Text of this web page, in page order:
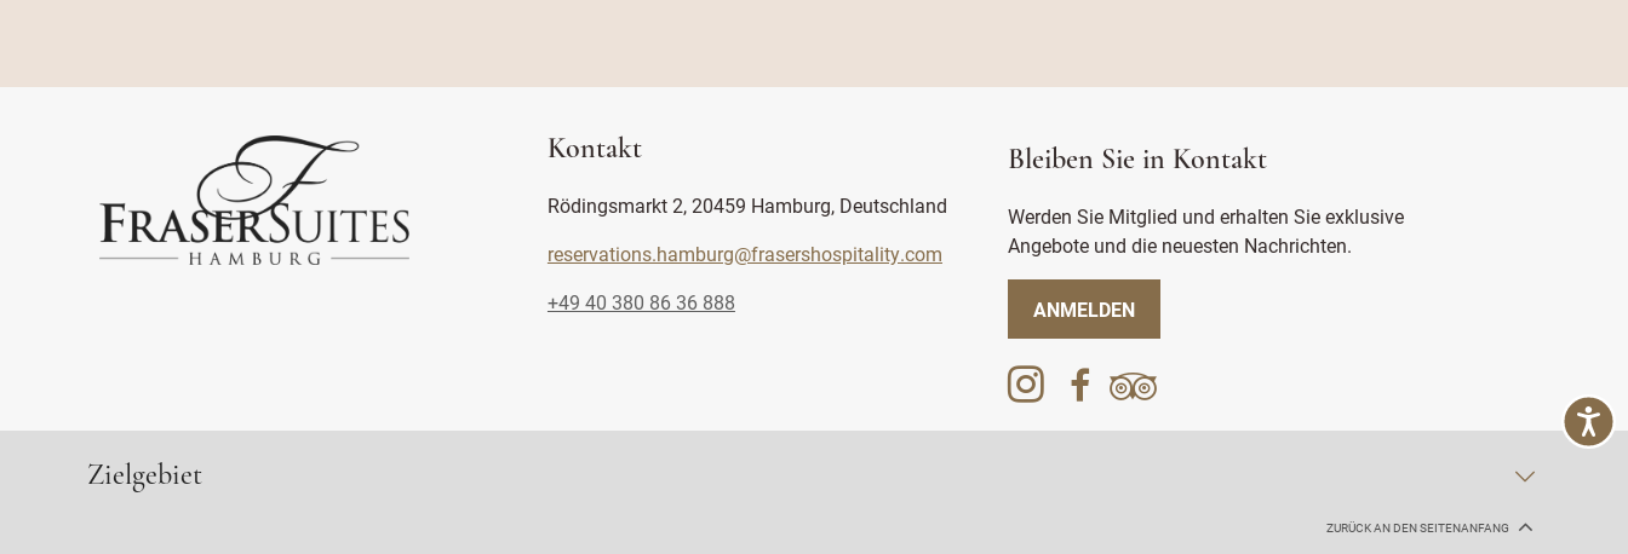
Kontakt
Rödingsmarkt 2, 20459 Hamburg, Deutschland
reservations.hamburg@frasershospitality.com
+49 40 380 86 36 888
Bleiben Sie in Kontakt
Werden Sie Mitglied und erhalten Sie exklusive
Angebote und die neuesten Nachrichten.
ANMELDEN
Zielgebiet
ZURÜCK AN DEN SEITENANFANG